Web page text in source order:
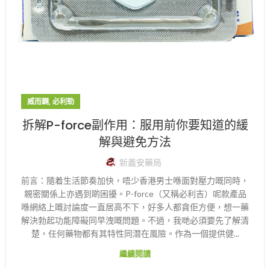
威而鋼, 必利勁
拆解P-force副作用：服用前你要知道的緩
解與避免方法
新義安藥局
前言：隨着生活節奏加快，唔少香港男士喺面對壓力嘅同時，
親密關係上亦遇到啲困擾。P-force（又稱必利吉）呢款產品
喺網絡上嘅討論度一直居高不下，好多人都貪佢方便，想一藥
解決勃起功能障礙同早洩嘅問題。不過，我哋必須要先了解清
楚，任何藥物都有其特性同潛在風險。作為一個提供健...
繼續閱讀